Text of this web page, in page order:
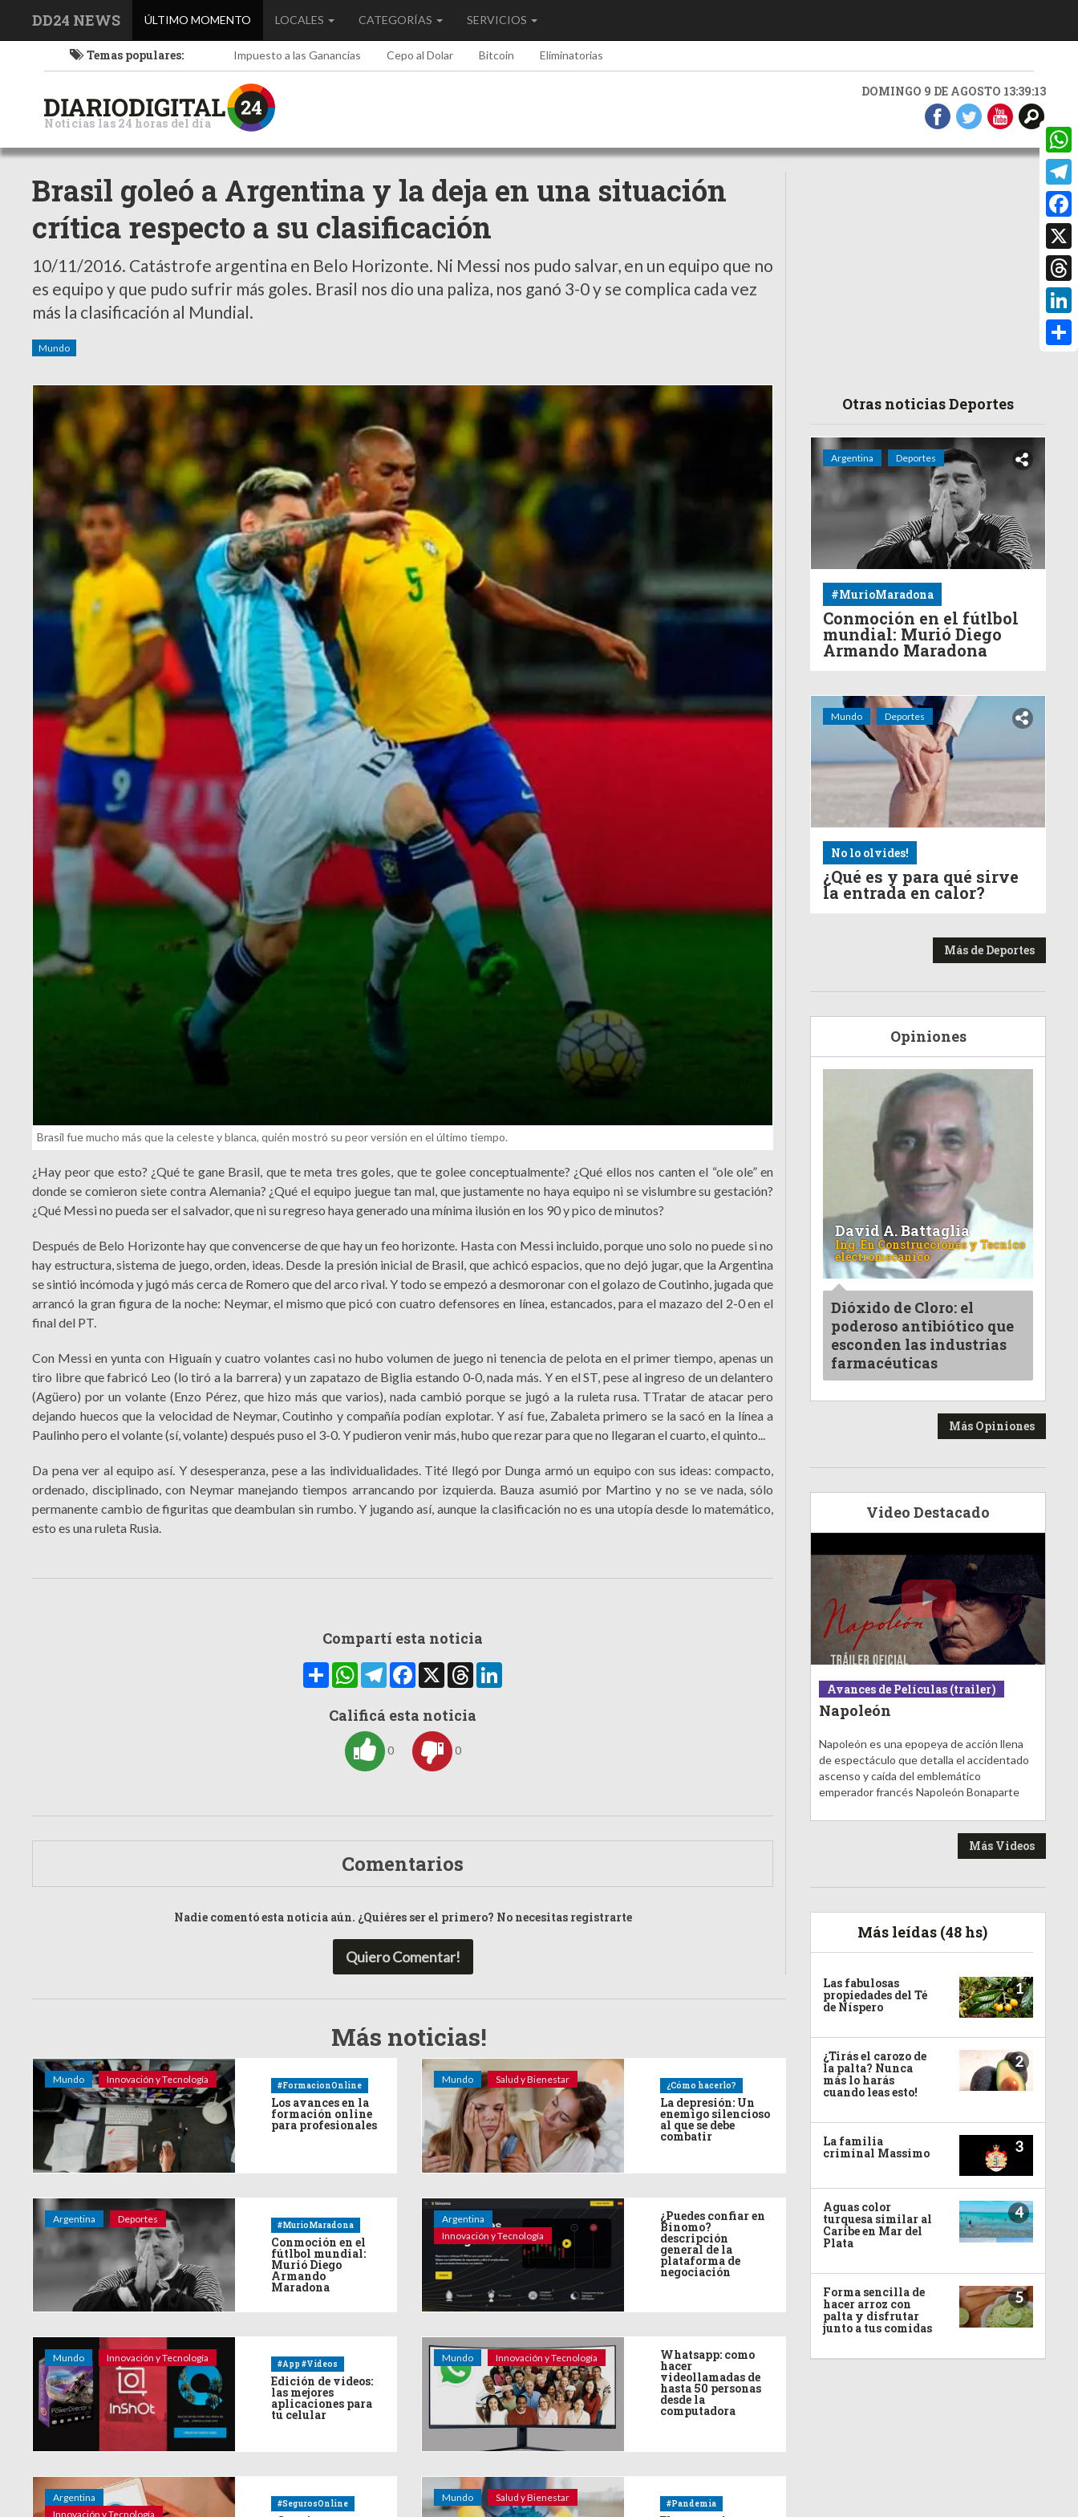
DD24 NEWS ÚLTIMO MOMENTO (current)LOCALES CATEGORÍAS SERVICIOS
Temas populares: Impuesto a las Ganancias Cepo al Dolar Bitcoin Eliminatorias
Noticias las 24 horas del día
DOMINGO 9 DE AGOSTO 13:39:14
Brasil goleó a Argentina y la deja en una situación
crítica respecto a su clasificación
10/11/2016. Catástrofe argentina en Belo Horizonte. Ni Messi nos pudo salvar, en un equipo que no
es equipo y que pudo sufrir más goles. Brasil nos dio una paliza, nos ganó 3-0 y se complica cada vez
más la clasificación al Mundial.
Mundo
Brasil fue mucho más que la celeste y blanca, quién mostró su peor versión en el último tiempo.
¿Hay peor que esto? ¿Qué te gane Brasil, que te meta tres goles, que te golee conceptualmente? ¿Qué ellos nos canten el “ole ole” en
donde se comieron siete contra Alemania? ¿Qué el equipo juegue tan mal, que justamente no haya equipo ni se vislumbre su gestación?
¿Qué Messi no pueda ser el salvador, que ni su regreso haya generado una mínima ilusión en los 90 y pico de minutos?
Después de Belo Horizonte hay que convencerse de que hay un feo horizonte. Hasta con Messi incluido, porque uno solo no puede si no
hay estructura, sistema de juego, orden, ideas. Desde la presión inicial de Brasil, que achicó espacios, que no dejó jugar, que la Argentina
se sintió incómoda y jugó más cerca de Romero que del arco rival. Y todo se empezó a desmoronar con el golazo de Coutinho, jugada que
arrancó la gran figura de la noche: Neymar, el mismo que picó con cuatro defensores en línea, estancados, para el mazazo del 2-0 en el
final del PT.
Con Messi en yunta con Higuaín y cuatro volantes casi no hubo volumen de juego ni tenencia de pelota en el primer tiempo, apenas un
tiro libre que fabricó Leo (lo tiró a la barrera) y un zapatazo de Biglia estando 0-0, nada más. Y en el ST, pese al ingreso de un delantero
(Agüero) por un volante (Enzo Pérez, que hizo más que varios), nada cambió porque se jugó a la ruleta rusa. TTratar de atacar pero
dejando huecos que la velocidad de Neymar, Coutinho y compañía podían explotar. Y así fue, Zabaleta primero se la sacó en la línea a
Paulinho pero el volante (sí, volante) después puso el 3-0. Y pudieron venir más, hubo que rezar para que no llegaran el cuarto, el quinto...
Da pena ver al equipo así. Y desesperanza, pese a las individualidades. Tité llegó por Dunga armó un equipo con sus ideas: compacto,
ordenado, disciplinado, con Neymar manejando tiempos arrancando por izquierda. Bauza asumió por Martino y no se ve nada, sólo
permanente cambio de figuritas que deambulan sin rumbo. Y jugando así, aunque la clasificación no es una utopía desde lo matemático,
esto es una ruleta Rusia.
Compartí esta noticia
CompartirWhatsAppTelegramFacebook
X Threads
Calificá esta noticia
0 0
Comentarios
Nadie comentó esta noticia aún. ¿Quiéres ser el primero? No necesitas registrarte
Quiero Comentar!
Más noticias!
Mundo Innovación y Tecnología
#FormacionOnline
Los avances en la
formación online
para profesionales
Mundo Salud y Bienestar
¿Cómo hacerlo?
La depresión: Un
enemigo silencioso
al que se debe
combatir
Argentina Deportes
#MurioMaradona
Conmoción en el
fútlbol mundial:
Murió Diego
Armando
Maradona
Argentina
Innovación y Tecnología
¿Puedes confiar en
Binomo?
descripción
general de la
plataforma de
negociación
Mundo Innovación y Tecnología
#App #Videos
Edición de videos:
las mejores
aplicaciones para
tu celular
Mundo Innovación y Tecnología Whatsapp: como
hacer
videollamadas de
hasta 50 personas
desde la
computadora
Argentina
Innovación y Tecnología
#SegurosOnline
Mundo Salud y Bienestar
#Pandemia
Otras noticias Deportes
Argentina Deportes
#MurioMaradona
Conmoción en el fútlbol
mundial: Murió Diego
Armando Maradona
Mundo Deportes
No lo olvides!
¿Qué es y para qué sirve
la entrada en calor?
Más de Deportes
Opiniones
David A. Battaglia
Ing. En Construcciones y Tecnico
electromecanico
Dióxido de Cloro: el
poderoso antibiótico que
esconden las industrias
farmacéuticas
Más Opiniones
Video Destacado
Avances de Películas (trailer)
Napoleón
Napoleón es una epopeya de acción llena
de espectáculo que detalla el accidentado
ascenso y caída del emblemático
emperador francés Napoleón Bonaparte
Más Videos
Más leídas (48 hs)
Las fabulosas
propiedades del Té
de Níspero
1
¿Tirás el carozo de
la palta? Nunca
más lo harás
cuando leas esto!
2
La familia
criminal Massimo 3
Aguas color
turquesa similar al
Caribe en Mar del
Plata
4
Forma sencilla de
hacer arroz con
palta y disfrutar
junto a tus comidas
5
X